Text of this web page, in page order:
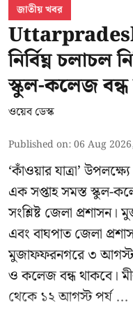
জাতীয় খবর
নির্বিঘ্ন
স্কুল-কলেজ বন্ধ
ওয়েব ডেস্ক
Published on:06 Aug
‘কাঁওয়ার যাত্রা’
এক সপ্তাহ সমস্ত স্কুল-
সংশ্লিষ্ট জেলা
এবং বাঘপাত জেলা
মুজাফফরনগরে ৩ আগস্ট
ও কলেজ বন্ধ থাকবে।
থেকে ১২ আগস্ট পর্য ...